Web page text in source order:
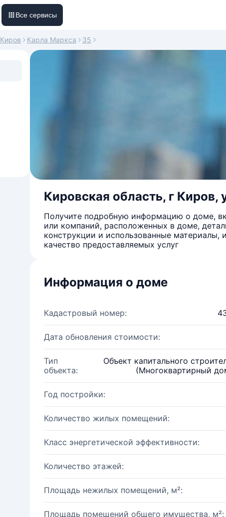
Все сервисы
Киров Карла Маркса 35
Кировская область, г
Получите подробную информацию о доме,
или компаний, расположенных в доме,
конструкции и использованные
качество предоставляемых услуг
Информация о доме
Кадастровый номер:
Дата обновления стоимости:
Тип
объекта:
Объект капитального
(Многоквартирный
Год постройки:
Количество жилых помещений:
Класс энергетической эффективности:
Количество этажей:
Площадь нежилых помещений, м²:
Площадь помещений общего имущества, м²: